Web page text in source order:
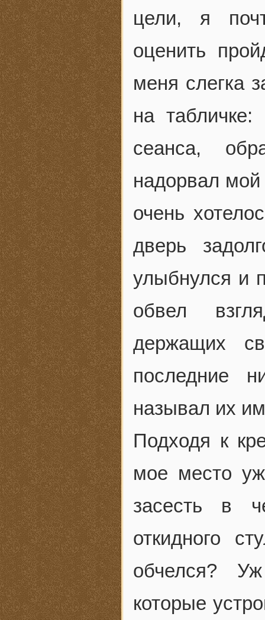
цели, я
оценить
меня слегка
на
сеанса,
надорвал мой
очень
дверь
улыбнулся и
обвел
держащих
последние
называл их
Подходя к
мое место
засесть в
откидного
обчелся?
которые